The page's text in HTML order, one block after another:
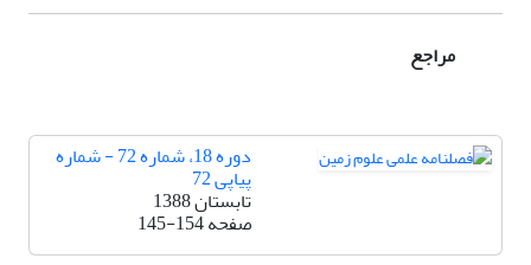
مراجع
دوره 18، شماره 72 - شماره
پیاپی 72
تابستان 1388
صفحه145-154